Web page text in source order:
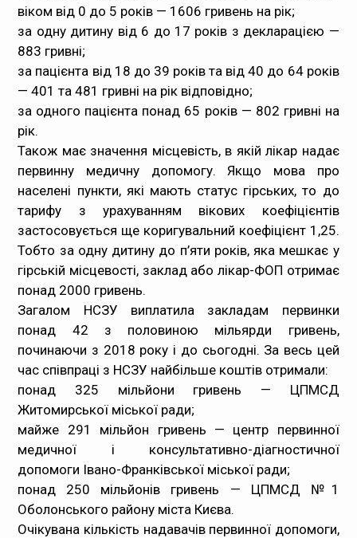
віком від 0 до 5 років — 1606 гривень на рік;
за одну дитину від 6 до 17 років з декларацією —
883 гривні;
за пацієнта від 18 до 39 років та від 40 до 64 років
— 401 та 481 гривні на рік відповідно;
за одного пацієнта понад 65 років — 802 гривні на
рік.
Також має значення місцевість, в якій лікар надає
первинну медичну допомогу. Якщо мова про
населені пункти, які мають статус гірських, то до
тарифу з урахуванням вікових коефіцієнтів
застосовується ще коригувальний коефіцієнт 1,25.
Тобто за одну дитину до п’яти років, яка мешкає у
гірській місцевості, заклад або лікар-ФОП отримає
понад 2000 гривень.
Загалом НСЗУ виплатила закладам первинки
понад 42 з половиною мільярди гривень,
починаючи з 2018 року і до сьогодні. За весь цей
час співпраці з НСЗУ найбільше коштів отримали:
понад 325 мільйони гривень — ЦПМСД
Житомирської міської ради;
майже 291 мільйон гривень — центр первинної
медичної і консультативно-діагностичної
допомоги Івано-Франківської міської ради;
понад 250 мільйонів гривень — ЦПМСД №1
Оболонського району міста Києва.
Очікувана кількість надавачів первинної допомоги,